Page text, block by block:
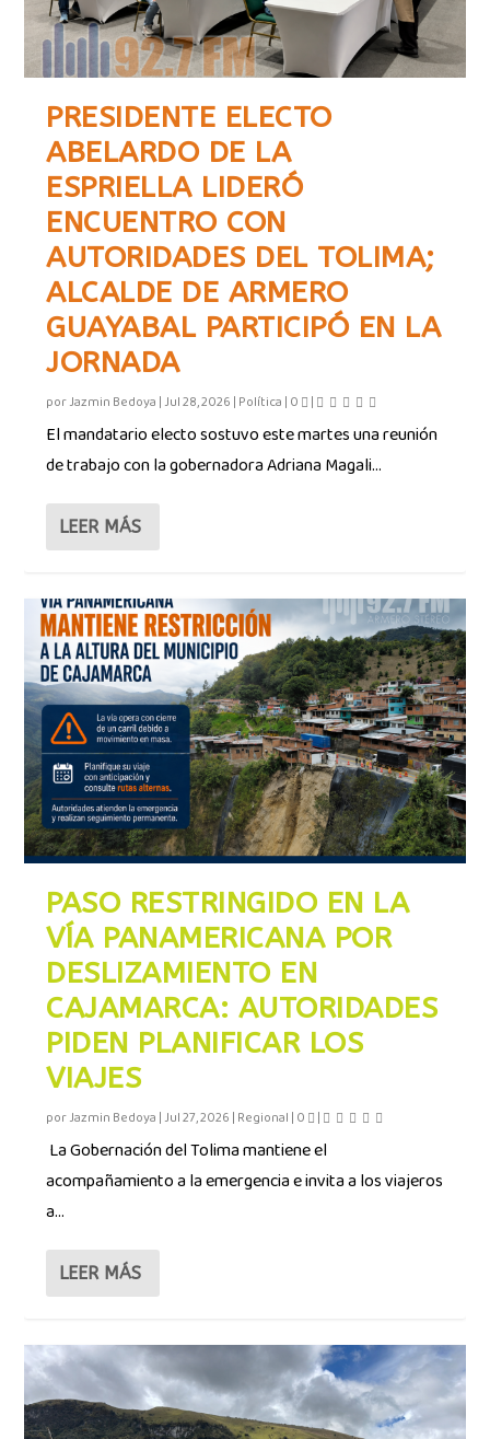
PRESIDENTE ELECTO
ABELARDO DE LA
ESPRIELLA LIDERÓ
ENCUENTRO CON
AUTORIDADES DEL TOLIMA;
ALCALDE DE ARMERO
GUAYABAL PARTICIPÓ EN LA
JORNADA
porJazmin Bedoya | Jul 28, 2026 | Política | 0 |
El mandatario electo sostuvo este martes una reunión
de trabajo con la gobernadora Adriana Magali...
LEER MÁS
PASO RESTRINGIDO EN LA
VÍA PANAMERICANA POR
DESLIZAMIENTO EN
CAJAMARCA: AUTORIDADES
PIDEN PLANIFICAR LOS
VIAJES
porJazmin Bedoya | Jul 27, 2026 | Regional | 0 |
La Gobernación del Tolima mantiene el
acompañamiento a la emergencia e invita a los viajeros
a...
LEER MÁS